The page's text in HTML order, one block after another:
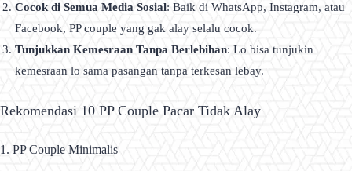
Cocok di Semua Media Sosial: Baik di WhatsApp, Instagram, atau
Facebook, PP couple yang gak alay selalu cocok.
Tunjukkan Kemesraan Tanpa Berlebihan: Lo bisa tunjukin
kemesraan lo sama pasangan tanpa terkesan lebay.
Rekomendasi 10 PP Couple Pacar Tidak Alay
1. PP Couple Minimalis